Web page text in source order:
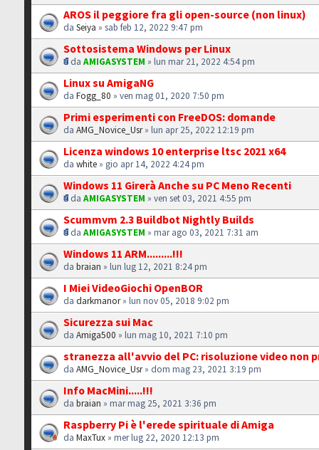
AROS il peggiore fra gli open-source (non linux)
daSeiya » sab feb 12, 2022 9:47 pm
Sottosistema Windows per Linux
daAMIGASYSTEM » lun mar 21, 2022 4:54 pm
Linux su AmigaNG
daFogg_80 » ven mag 01, 2020 7:50 pm
Primi esperimenti con FreeDOS: domande
daAMG_Novice_Usr» lun apr 25, 2022 12:19 pm
Licenza windows 10 enterprise ltsc 2021 x64
dawhite » gio apr 14, 2022 4:24 pm
Windows 11 Girerà Anche su PC Meno Recenti
daAMIGASYSTEM » ven set 03, 2021 4:55 pm
Scummvm 2.3 Buildbot Nightly Builds
daAMIGASYSTEM » mar ago 03, 2021 7:31 am
Windows 11 ARM.........!!!
dabraian » lun lug 12, 2021 8:24 pm
I Miei VideoGiochi OpenBOR
dadarkmanor» lun nov 05, 2018 9:02 pm
Sicurezza sui Mac
daAmiga500 » lun mag 10, 2021 7:10 pm
stranezza all'avvio del PC: risoluzione video non
daAMG_Novice_Usr» dom mag 23, 2021 3:19 pm
Info MacMini.....!!!
dabraian » mar mag 25, 2021 3:36 pm
Raspberry Pi è l'erede spirituale di Amiga
daMaxTux » mer lug 22, 2020 12:13 pm